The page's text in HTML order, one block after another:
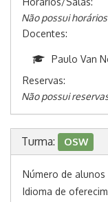
Não possui
Docentes:
Paulo Van
Reservas:
Não possui
Turma: OSW
Número de alunos
Idioma de